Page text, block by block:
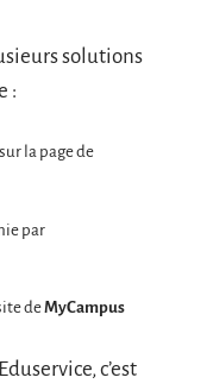
solutions
:
la page de
par
deMyCampus
c’est